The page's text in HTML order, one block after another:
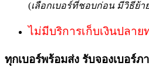
(เลือกเบอร์ที่ชอบก่อน มีวิธีย้า
ไม่มีบริการเก็บเงินปลาย
ทุกเบอร์พร้อมส่ง รับจองเบอร์ภ